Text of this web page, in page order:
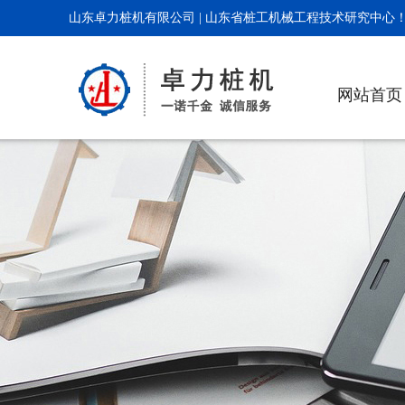
山东卓力桩机有限公司 | 山东省桩工机械工程技术研究中心
网站首页